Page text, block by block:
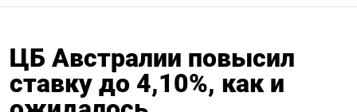
ЦБ Австралии повысил
ставку до 4,10%, как и